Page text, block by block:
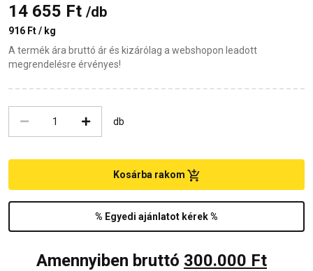
14 655 Ft /db
916 Ft / kg
A termék ára bruttó ár és kizárólag a webshopon leadott
megrendelésre érvényes!
db
% Egyedi ajánlatot kérek %
Kosárba rakom
Amennyiben bruttó 300.000 Ft